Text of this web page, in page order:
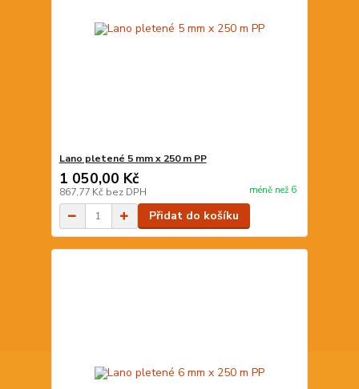
Lano pletené 5 mm x 250 m PP
1 050,00 Kč
867,77 Kč bez DPH méně než 6
Přidat do košíku